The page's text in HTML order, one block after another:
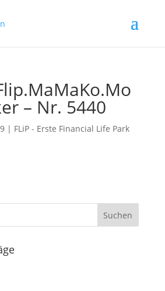
– Nr. 5440
| FLiP - Erste Financial Life Park